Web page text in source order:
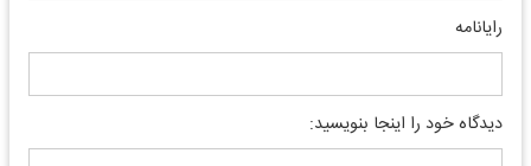
رایانامه
دیدگاه خود را اینجا بنویسید: